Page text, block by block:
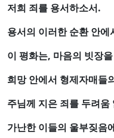
저희 죄를 용서하소서.
용서의 이러한 순환 안
이 평화는, 마음의 빗장
희망 안에서 형제자매들
주님께 지은 죄를 두려
가난한 이들의 울부짖음